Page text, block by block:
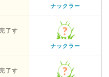
ナックラー
了す
ナックラー
了す